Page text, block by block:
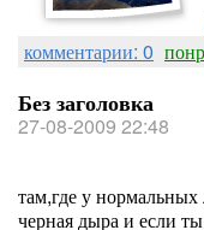
комментарии: 0
Без заголовка
27-08-2009 22:48
там,где у нормальных
черная дыра и если